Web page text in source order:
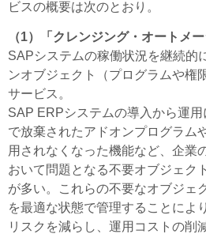
ビスの概要は次のとおり。
（1）「クレンジング・オートメー
SAPシステムの稼働状況を継続的
ンオブジェクト（プログラムや権
サービス。
SAP ERPシステムの導入から運
で放棄されたアドオンプログラム
用されなくなった機能など、企業
おいて問題となる不要オブジェク
が多い。これらの不要なオブジェ
を最適な状態で管理することによ
リスクを減らし、運用コストの削